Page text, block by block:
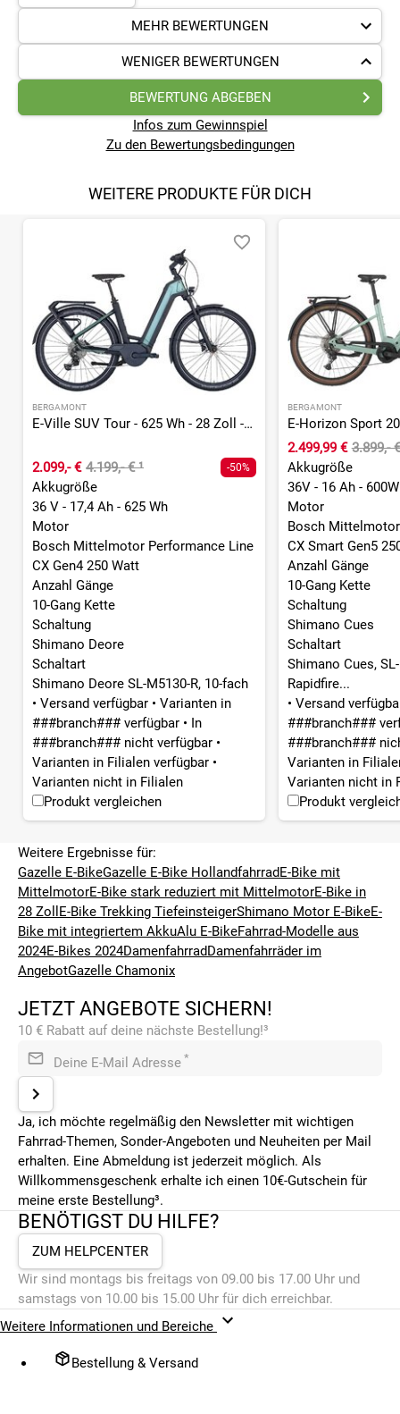
MEHR BEWERTUNGEN
WENIGER BEWERTUNGEN
BEWERTUNG ABGEBEN
Infos zum Gewinnspiel
Zu den Bewertungsbedingungen
WEITERE PRODUKTE FÜR DICH
BERGAMONT
E-Ville SUV Tour - 625 Wh - 28 Zoll - Tiefeinsteiger - 2026
2.099,- € 4.199,- €¹ -50%
Akkugröße
36 V - 17,4 Ah - 625 Wh
Motor
Bosch Mittelmotor Performance Line
CX Gen4 250 Watt
Anzahl Gänge
10-Gang Kette
Schaltung
Shimano Deore
Schaltart
Shimano Deore SL-M5130-R, 10-fach
• Versand verfügbar • Varianten in
###branch### verfügbar • In
###branch### nicht verfügbar •
Varianten in Filialen verfügbar •
Varianten nicht in Filialen
Produkt vergleichen
BERGAMONT
2.499,99 € 3.899,-
Akkugröße
36V - 16 Ah -
Motor
Bosch
CX Smart Gen5
Anzahl Gänge
10-Gang Kette
Schaltung
Shimano Cues
Schaltart
Shimano Cues,
Rapidfire...
• Versand
###branch###
###branch###
Varianten in
Varianten nicht in
Produkt
Weitere Ergebnisse für:
Gazelle E-BikeGazelle E-Bike HollandfahrradE-Bike mit
MittelmotorE-Bike stark reduziert mit MittelmotorE-Bike in
28 Zoll E-Bike Trekking TiefeinsteigerShimano Motor E-BikeE-
Bike mit integriertem AkkuAlu E-BikeFahrrad-Modelle aus
2024E-Bikes 2024DamenfahrradDamenfahrräder im
AngebotGazelle Chamonix
JETZT ANGEBOTE SICHERN!
10 € Rabatt auf deine nächste Bestellung!³
Deine E-Mail Adresse *
Ja, ich möchte regelmäßig den Newsletter mit wichtigen
Fahrrad-Themen, Sonder-Angeboten und Neuheiten per Mail
erhalten. Eine Abmeldung ist jederzeit möglich. Als
Willkommensgeschenk erhalte ich einen 10€-Gutschein für
meine erste Bestellung³.
BENÖTIGST DU HILFE?
ZUM HELPCENTER
Wir sind montags bis freitags von 09.00 bis 17.00 Uhr und
samstags von 10.00 bis 15.00 Uhr für dich erreichbar.
Weitere Informationen und Bereiche
Bestellung & Versand